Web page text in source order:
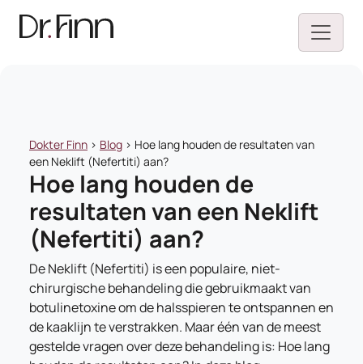
Dokter Finn > Blog > Hoe lang houden de resultaten van
een Neklift (Nefertiti) aan?
Hoe lang houden de
resultaten van een Neklift
(Nefertiti) aan?
De Neklift (Nefertiti) is een populaire, niet-
chirurgische behandeling die gebruikmaakt van
botulinetoxine om de halsspieren te ontspannen en
de kaaklijn te verstrakken. Maar één van de meest
gestelde vragen over deze behandeling is: Hoe lang